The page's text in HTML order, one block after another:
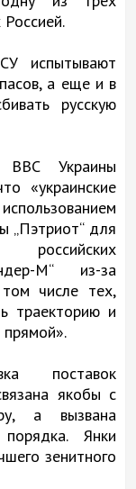
испытывают
а еще и в
русскую
ВВС Украины
«украинские
„Пэтриот“ для
российских
М“ из-за
том числе тех,
траекторию и
поставок
якобы с
а вызвана
Янки
зенитного